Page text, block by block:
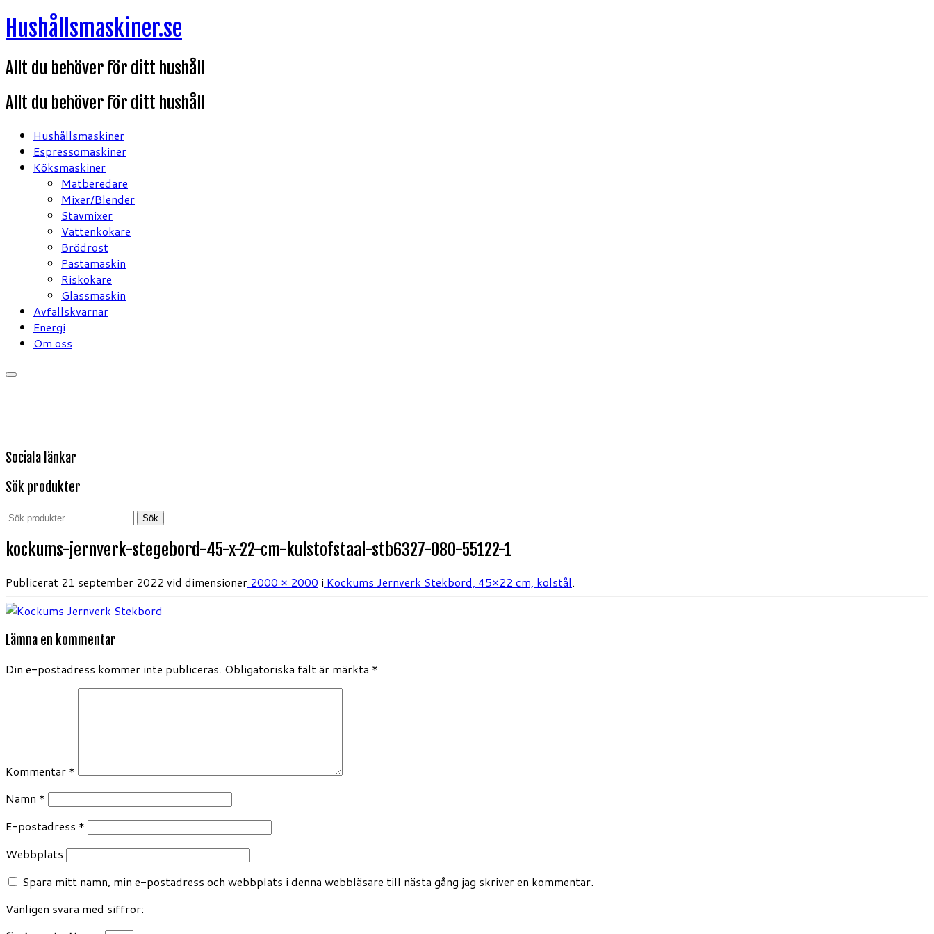
Hoppa
till
Hushållsmaskiner.se
Allt du behöver för ditt hushåll
Allt du behöver för ditt hushåll
Hushållsmaskiner
Espressomaskiner
Köksmaskiner
Matberedare
Mixer/Blender
Stavmixer
Vattenkokare
Brödrost
Pastamaskin
Riskokare
Glassmaskin
Avfallskvarnar
Energi
Om oss
Sociala länkar
Sök produkter
Sök
Sök
kockums-jernverk-stegebord-45-x-22-cm-kulstofstaal-stb6327-080-55122-1
Publicerat 21 september 2022 vid dimensioner 2000 × 2000 i Kockums Jernverk Stekbord, 45×22 cm, kolstål.
Lämna en kommentar
Din e-postadress kommer inte publiceras. Obligatoriska fält är märkta *
Kommentar *
Namn *
E-postadress *
Webbplats
Spara mitt namn, min e-postadress och webbplats i denna webbläsare till nästa gång jag skriver en kommentar.
Vänligen svara med siffror: